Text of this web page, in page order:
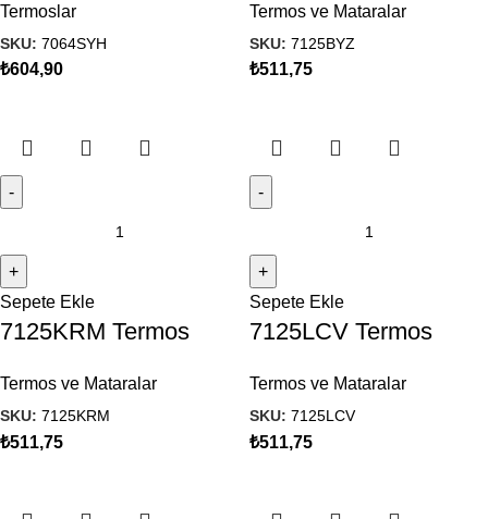
Termoslar
SKU: 7064SYH
₺604,90
Termos ve Mataralar
SKU: 7125BYZ
₺511,75
Sepete Ekle
7125KRM Termos
Termos ve Mataralar
SKU: 7125KRM
₺511,75
Sepete Ekle
7125LCV Termos
Termos ve Mataralar
SKU: 7125LCV
₺511,75